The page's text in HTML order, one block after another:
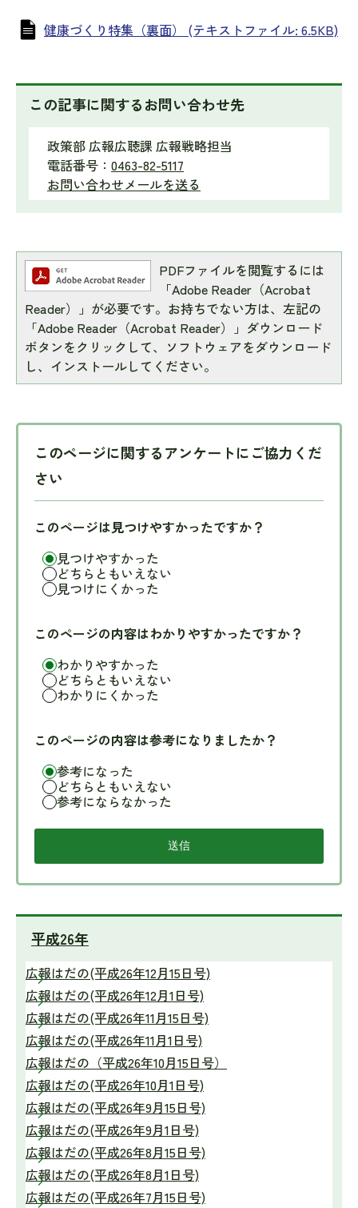
健康づくり特集（裏面） (テキストファイル: 6.5KB)
この記事に関するお問い合わせ先
政策部 広報広聴課 広報戦略担当
電話番号： 0463-82-5117
お問い合わせメールを送る
PDFファイルを閲覧するには
「Adobe Reader（Acrobat
Reader）」が必要です。お持ちでない方は、左記の
「Adobe Reader（Acrobat Reader）」ダウンロード
ボタンをクリックして、ソフトウェアをダウンロード
し、インストールしてください。
このページに関するアンケートにご協力くだ
さい
このページは見つけやすかったですか？
見つけやすかった
どちらともいえない
見つけにくかった
このページの内容はわかりやすかったですか？
わかりやすかった
どちらともいえない
わかりにくかった
このページの内容は参考になりましたか？
参考になった
どちらともいえない
参考にならなかった
平成26年
広報はだの(平成26年12月15日号)
広報はだの(平成26年12月1日号)
広報はだの(平成26年11月15日号)
広報はだの(平成26年11月1日号)
広報はだの（平成26年10月15日号）
広報はだの(平成26年10月1日号)
広報はだの(平成26年9月15日号)
広報はだの(平成26年9月1日号)
広報はだの(平成26年8月15日号)
広報はだの(平成26年8月1日号)
広報はだの(平成26年7月15日号)